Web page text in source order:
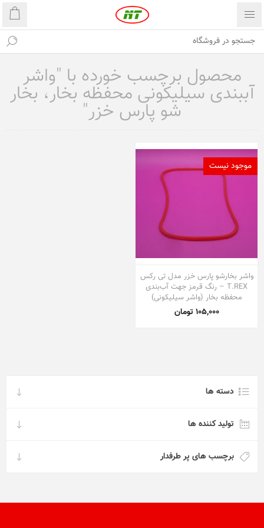
محصول برچسب خورده با "واشر
آببندی سیلیکونی محفظه بخار، بخار
شو پارس خزر"
موجود نیست
واشر بخارشو پارس خزر مدل تی رکس
T.REX – رنگ قرمز جهت آب‌بندی
محفظه بخار (واشر سیلیکونی)
105,000 تومان
دسته ها
تولید کننده ها
برچسب های پر طرفدار